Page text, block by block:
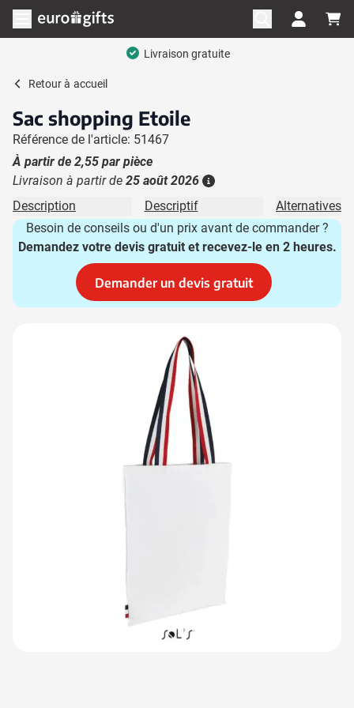
Aller au contenu
Ouvrir le menu
Livraison gratuite
Retour à accueil
Sac shopping Etoile
Référence de l'article: 51467
À partir de 2,55 par pièce
Livraison à partir de 25 août 2026
Description Descriptif
Alternatives
Besoin de conseils ou d'un prix avant de commander ?
Demandez votre devis gratuit et recevez-le en 2 heures.
Demander un devis gratuit